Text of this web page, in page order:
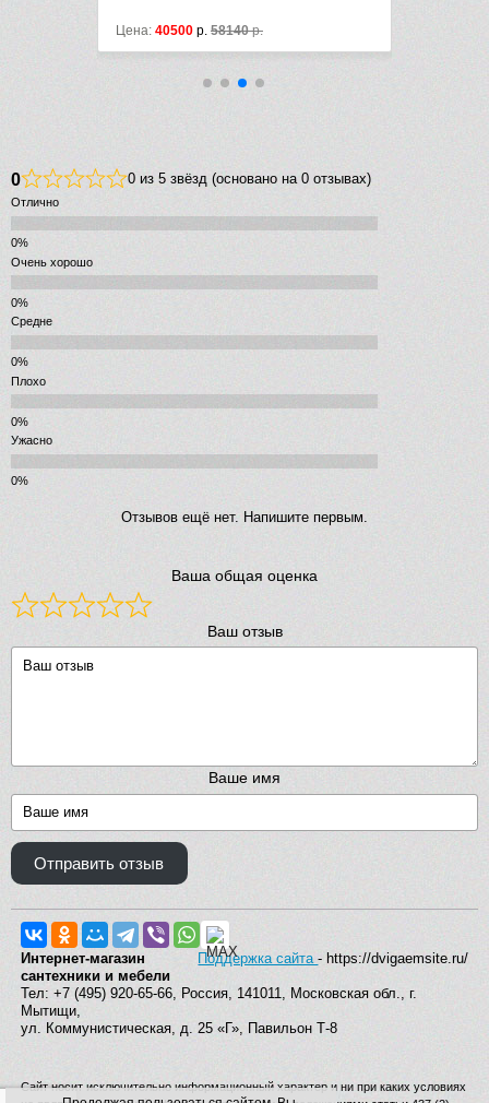
Цена: 40500 р. 58140р.
0 0 из 5 звёзд (основано на 0 отзывах)
Отлично
Очень хорошо
Средне
Плохо
Ужасно
Отзывов ещё нет. Напишите первым.
Ваша общая оценка
Ваш отзыв
Ваше имя
Отправить отзыв
Поддержка сайта- https://dvigaemsite.ru/
Интернет-магазин
сантехники и мебели
Тел: +7 (495) 920-65-66, Россия, 141011, Московская обл., г.
Мытищи,
ул. Коммунистическая, д. 25 «Г», Павильон Т-8
Сайт носит исключительно информационный характер и ни при каких условиях